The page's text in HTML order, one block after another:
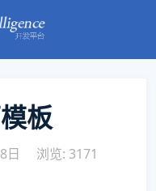
板
日 浏览: 3171